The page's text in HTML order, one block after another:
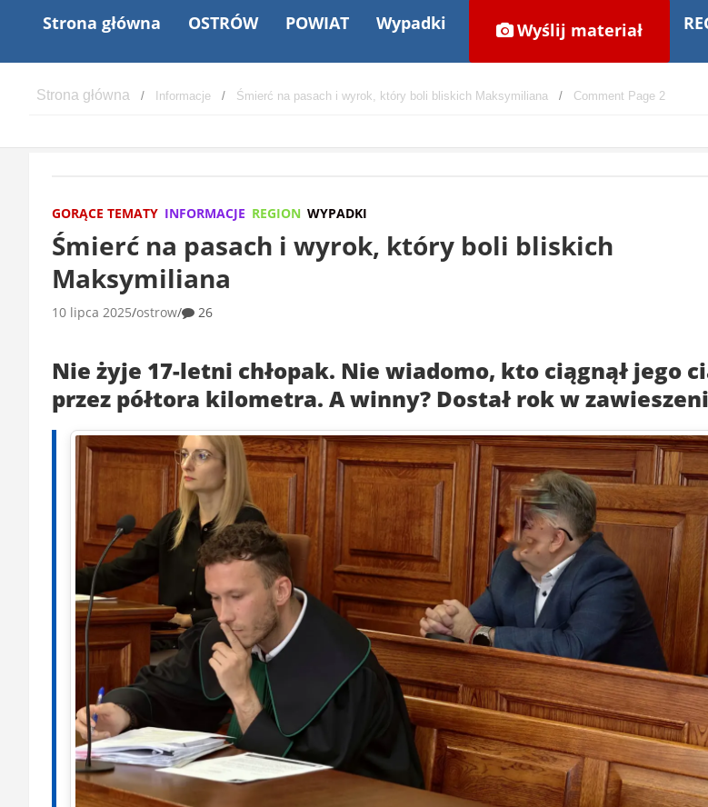
Strona główna OSTRÓW POWIAT Wypadki Wyślij materiał
Informacje Śmierć na pasach i wyrok, który boli bliskich Maksymiliana Comment Page 2
GORĄCE TEMATY INFORMACJE REGION WYPADKI
Śmierć na pasach i wyrok, który boli bliskich
Maksymiliana
10 lipca 2025 ostrow 26
Nie żyje 17-letni chłopak. Nie wiadomo, kto ciągnął jego
przez półtora kilometra. A winny? Dostał rok w